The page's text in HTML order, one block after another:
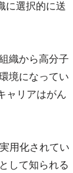
に選択的に送
織から高分子
境になってい
ャリアはがん
用化されてい
して知られる